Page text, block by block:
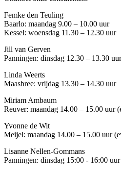
Femke den Teuling
Baarlo: maandag 9.00 – 10.00 uur
Kessel: woensdag 11.30 – 12.30 uur
Jill van Gerven
Panningen: dinsdag 12.30 – 13.30
Linda Weerts
Maasbree: vrijdag 13.30 – 14.30 uur
Miriam Ambaum
Reuver: maandag 14.00 – 15.00 uur
Yvonne de Wit
Meijel: maandag 14.00 – 15.00 uur
Lisanne Nellen-Gommans
Panningen: dinsdag 15:00 - 16:00